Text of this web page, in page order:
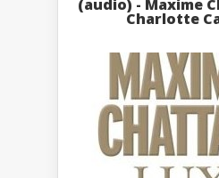
(audio) - Maxime
Charlotte